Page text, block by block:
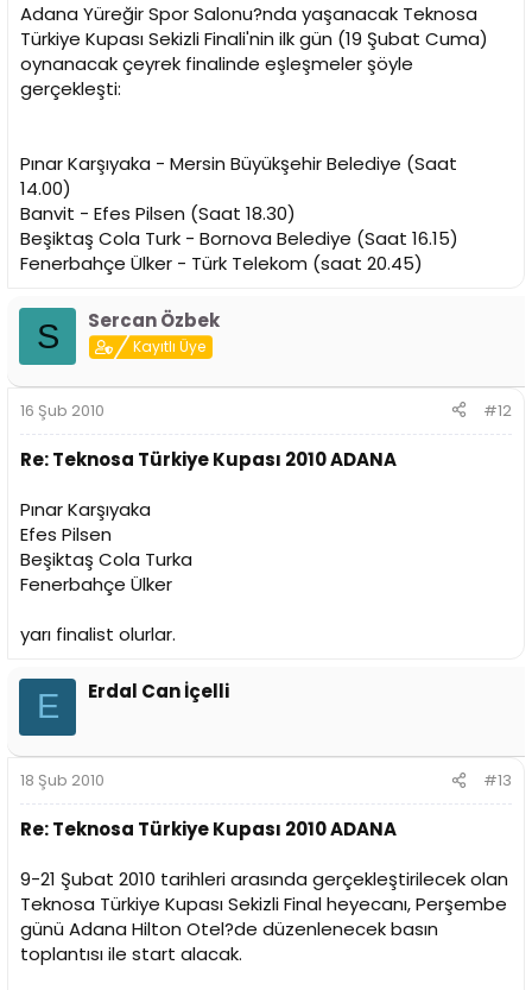
Adana Yüreğir Spor Salonu?nda yaşanacak Teknosa
Türkiye Kupası Sekizli Finali'nin ilk gün (19 Şubat Cuma)
oynanacak çeyrek finalinde eşleşmeler şöyle
gerçekleşti:
Pınar Karşıyaka - Mersin Büyükşehir Belediye (Saat
14.00)
Banvit - Efes Pilsen (Saat 18.30)
Beşiktaş Cola Turk - Bornova Belediye (Saat 16.15)
Fenerbahçe Ülker - Türk Telekom (saat 20.45)
S Sercan Özbek
Kayıtlı Üye
16 Şub 2010 #12
Re: Teknosa Türkiye Kupası 2010 ADANA
Pınar Karşıyaka
Efes Pilsen
Beşiktaş Cola Turka
Fenerbahçe Ülker
yarı finalist olurlar.
E Erdal Can İçelli
18 Şub 2010 #13
Re: Teknosa Türkiye Kupası 2010 ADANA
9-21 Şubat 2010 tarihleri arasında gerçekleştirilecek olan
Teknosa Türkiye Kupası Sekizli Final heyecanı, Perşembe
günü Adana Hilton Otel?de düzenlenecek basın
toplantısı ile start alacak.